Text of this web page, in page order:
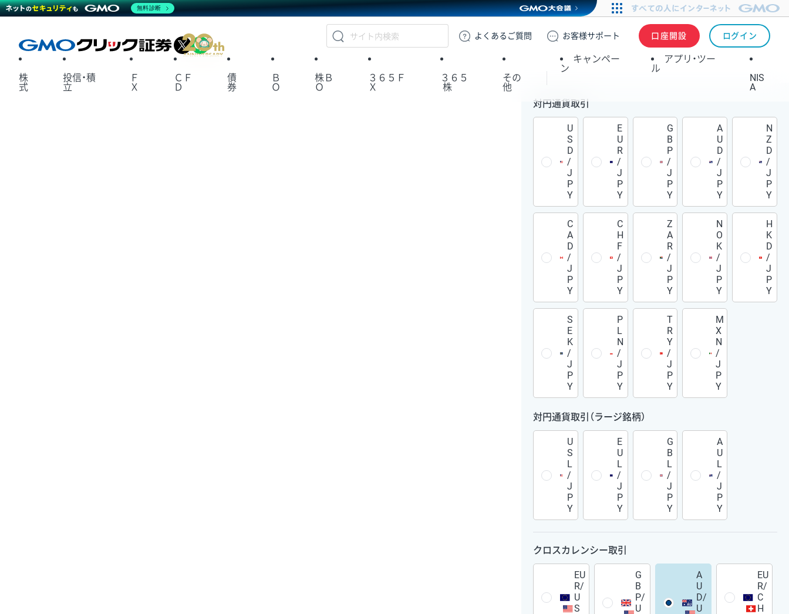
GMOクリック証券
よくある ご質問 お客様サポート 口座開設 ログイン
X
株
式
投信・積
立
Ｆ
Ｘ
ＣＦ
Ｄ
債
券
Ｂ
Ｏ
株Ｂ
Ｏ
３６５Ｆ
Ｘ
３６５
株
その
他
キャンペー
ン
アプリ・ツー
ル
NIS
A
対円通貨取引
U
S
D
/
J
P
Y
E
U
R
/
J
P
Y
G
B
P
/
J
P
Y
A
U
D
/
J
P
Y
N
Z
D
/
J
P
Y
C
A
D
/
J
P
Y
C
H
F
/
J
P
Y
Z
A
R
/
J
P
Y
N
O
K
/
J
P
Y
H
K
D
/
J
P
Y
S
E
K
/
J
P
Y
P
L
N
/
J
P
Y
T
R
Y
/
J
P
Y
M
X
N
/
J
P
Y
対円通貨取引（ラージ銘柄）
U
S
L
/
J
P
Y
E
U
L
/
J
P
Y
G
B
L
/
J
P
Y
A
U
L
/
J
P
Y
クロスカレンシー取引
EU
R/
U
S
G
B
P/
U
A
U
D/
U
EU
R/
C
H
無料診断